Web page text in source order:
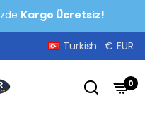
Kargo Ücretsiz!
Turkish € EUR
0